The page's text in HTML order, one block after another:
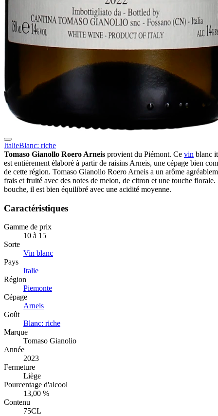
ItalieBlanc: riche
Tomaso Gianollo Roero Arneis provient du Piémont. Ce vin blanc
est entièrement élaboré à partir de raisins Arneis, une cépage bien
de cette région. Tomaso Gianollo Roero Arneis a un arôme
frais et fruité avec des notes de melon, de citron et une touche florale.
bouche, il est bien équilibré avec une acidité moyenne.
Caractéristiques
Gamme de prix
10 à 15
Sorte
Vin blanc
Pays
Italie
Région
Piemonte
Cépage
Arneis
Goût
Blanc: riche
Marque
Tomaso Gianolio
Année
2023
Fermeture
Liège
Pourcentage d'alcool
13,00 %
Contenu
75CL